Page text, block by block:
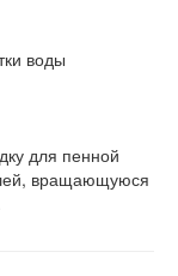
воды
для пенной
вращающуюся